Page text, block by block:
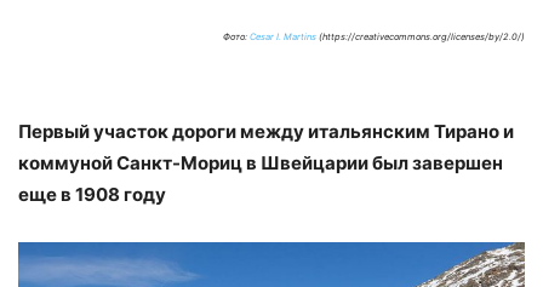
Фото: Cesar I. Martins (https://creativecommons.org/licenses/by/2.0/)
Первый участок дороги между итальянским Тирано и
коммуной Санкт-Мориц в Швейцарии был завершен
еще в 1908 году